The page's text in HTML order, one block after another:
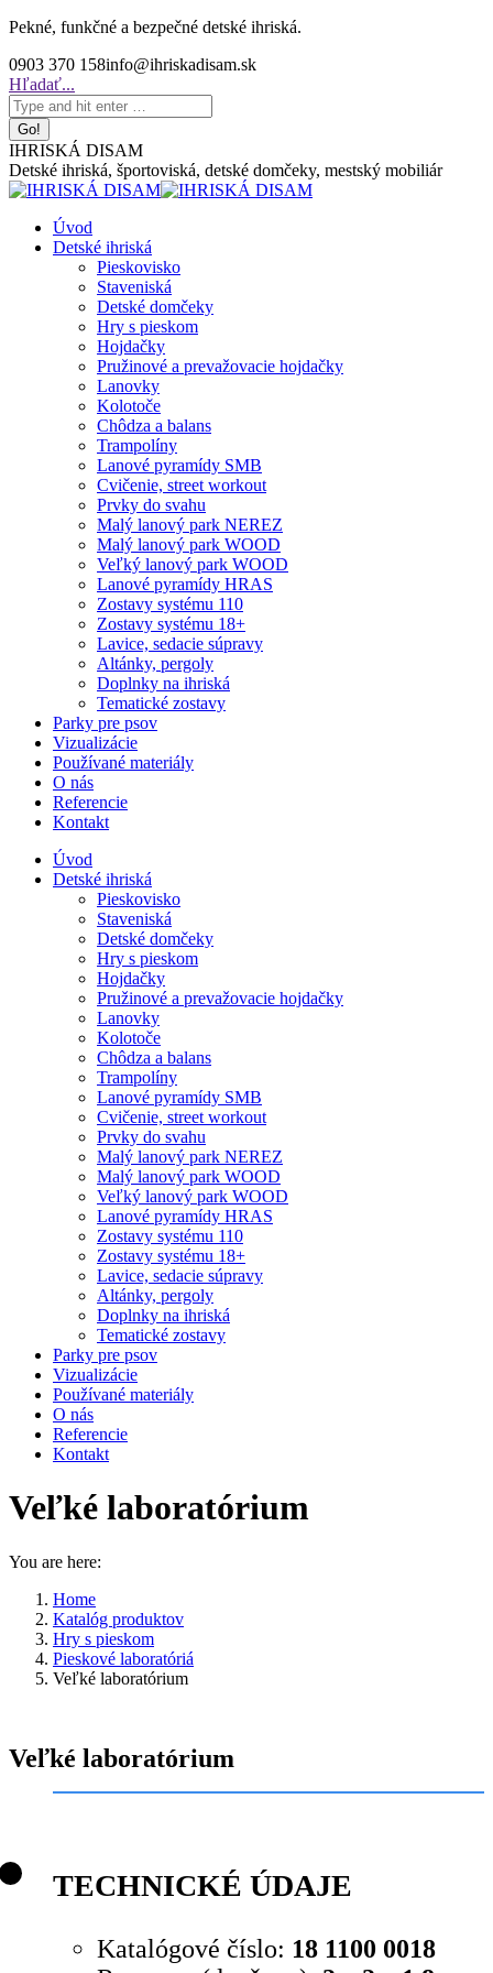
Skip
content
Pekné, funkčné a bezpečné detské ihriská.
0903 370 158info@ihriskadisam.sk
Search:
Hľadať...
IHRISKÁ DISAM
Detské ihriská, športoviská, detské domčeky, mestský mobiliár
Úvod
Detské ihriská
Pieskovisko
Staveniská
Detské domčeky
Hry s pieskom
Hojdačky
Pružinové a prevažovacie hojdačky
Lanovky
Kolotoče
Chôdza a balans
Trampolíny
Lanové pyramídy SMB
Cvičenie, street workout
Prvky do svahu
Malý lanový park NEREZ
Malý lanový park WOOD
Veľký lanový park WOOD
Lanové pyramídy HRAS
Zostavy systému 110
Zostavy systému 18+
Lavice, sedacie súpravy
Altánky, pergoly
Doplnky na ihriská
Tematické zostavy
Parky pre psov
Vizualizácie
Používané materiály
O nás
Referencie
Kontakt
Úvod
Detské ihriská
Pieskovisko
Staveniská
Detské domčeky
Hry s pieskom
Hojdačky
Pružinové a prevažovacie hojdačky
Lanovky
Kolotoče
Chôdza a balans
Trampolíny
Lanové pyramídy SMB
Cvičenie, street workout
Prvky do svahu
Malý lanový park NEREZ
Malý lanový park WOOD
Veľký lanový park WOOD
Lanové pyramídy HRAS
Zostavy systému 110
Zostavy systému 18+
Lavice, sedacie súpravy
Altánky, pergoly
Doplnky na ihriská
Tematické zostavy
Parky pre psov
Vizualizácie
Používané materiály
O nás
Referencie
Kontakt
Veľké laboratórium
You are here:
Home
Katalóg produktov
Hry s pieskom
Pieskové laboratóriá
Veľké laboratórium
Veľké laboratórium
TECHNICKÉ ÚDAJE
Katalógové číslo: 18 1100 0018